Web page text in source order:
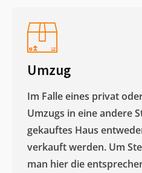
Umzug
Im Falle eines privat
Umzugs in eine andere
gekauftes Haus
verkauft werden. Um
man hier die